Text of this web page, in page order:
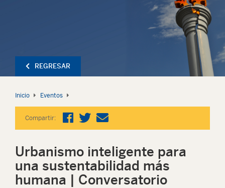
REGRESAR
Inicio Eventos
Compartir:
Urbanismo inteligente para
una sustentabilidad más
humana | Conversatorio